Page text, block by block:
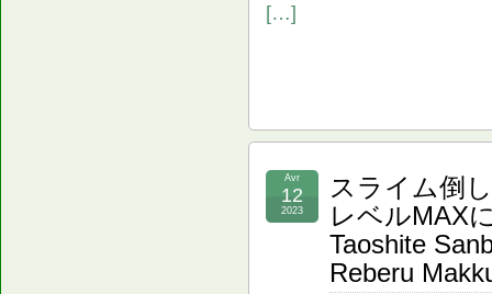
[…]
スライム倒
レベルMAX
Taoshite
Reberu
Avr
12
2023